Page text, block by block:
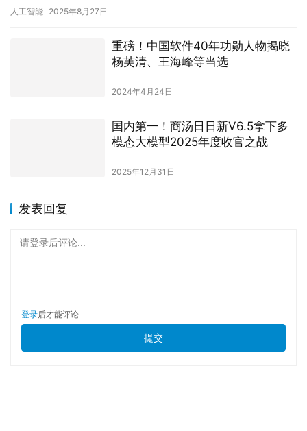
人工智能 2025年8月27日
重磅！中国软件40年功勋人物揭晓
杨芙清、王海峰等当选
2024年4月24日
国内第一！商汤日日新V6.5拿下多
模态大模型2025年度收官之战
2025年12月31日
发表回复
请登录后评论...
登录后才能评论
提交